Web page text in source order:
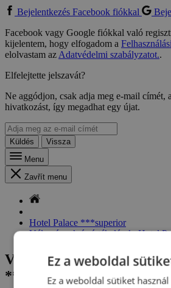
Bejelentkezés Facebook fiókkal
Facebook vagy Google fiókkal való
kijelentem, hogy elfogadom a
elolvastam azAdatvédelmi szabályzatot..
Elfelejtette jelszavát?
Ne aggódjon, csak adja meg e-mail címét,
hivatkozást, így megadhat egy újat.
Küldés
Vissza
Menu
Zavřít menu
Hotel Palace ***superior
Vélemények és értékelések: Hotel
Vélemények és
***superior (Pilsen)
Ez a weboldal
Ez a weboldal sütiket használ